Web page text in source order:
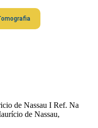
de Nassau I Ref. Na
de Nassau,